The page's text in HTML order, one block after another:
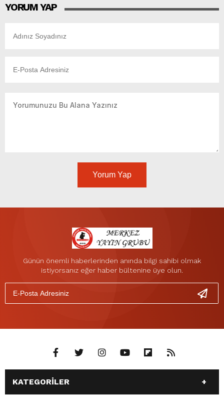
YORUM YAP
Yorum Yap
Günün önemli haberlerinden anında bilgi sahibi olmak
istiyorsanız eğer haber bültenine üye olun.
KATEGORİLER